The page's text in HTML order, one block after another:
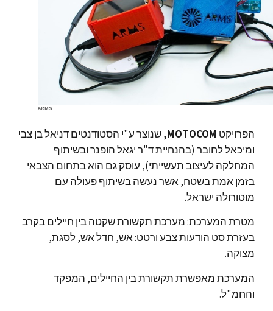
ARMS
הפרויקט MOTOCOM, שנוצר ע"י הסטודנטים דניאל בן צבי
ומיכאל לחובר (בהנחיית ד"ר יגאל הופנר ובשיתוף
המחלקה לעיצוב תעשייתי), עוסק גם הוא בתחום הצבאי
בזמן אמת בשטח, אשר נעשה בשיתוף פעולה עם
מוטורולה ישראל.
מטרת המערכת: מערכת תקשורת שקטה בין חיילים בקרב
בעזרת סט הודעות צבע ורטט: אש, חדל אש, לסגת,
מצוקה.
המערכת מאפשרת תקשורת בין החיילים, המפקד
והחמ"ל.